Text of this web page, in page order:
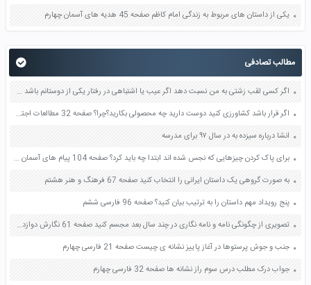
یکی از داستان های مربوط به زندگی امام کاظم صفحه 45 هدیه های آسمان چهارم
مطالب تصادفی
اگر کسی لقب زشتی به من نسبت دهد اگر عیب یا اشتباهی در رفتار یکی از دوستانم باشد صفحه 56 هدیه های آسمان پنجم
اگر قرار باشد کشاورزی کنید دوست دارید چه محصولی بکارید؟چرا؟ صفحه 32 مطالعات اجتماعی ششم
انشا درباره سیزده به در سال ۹۷ برای مدرسه
برای پاک کردن چیزهایی که نجس شده اند ابتدا چه باید کرد؟ صفحه 104 پیام های آسمان هفتم
به صورت گروهی یک داستان ایرانی را انتخاب کنید صفحه 67 فرهنگ و هنر هشتم
پنج رویداد مهم داستان را به ترتیب بیان کنید؟ صفحه 96 فارسی ششم
تصویری از چگونگی نامه و نامه نگاری در چند سال بعد مجسم کنید صفحه 61 نگارش دوازدهم
جنب و جوش پرستوها در آغاز پاییز نشانه ی چیست صفحه 21 فارسی چهارم
جواب درک مطلب درس سوم راز نشانه ها صفحه 32 فارسی چهارم